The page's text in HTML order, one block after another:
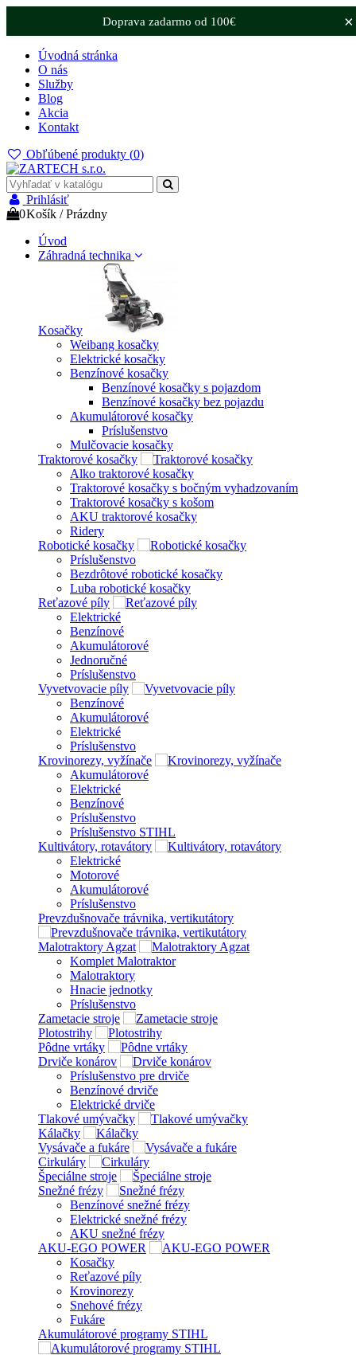
×
Doprava zadarmo od 100€
Úvodná stránka
O nás
Služby
Blog
Akcia
Kontakt
Obľúbené produkty (0)
Prihlásiť
0Košík /Prázdny
Úvod
Záhradná technika
Kosačky
Weibang kosačky
Elektrické kosačky
Benzínové kosačky
Benzínové kosačky s pojazdom
Benzínové kosačky bez pojazdu
Akumulátorové kosačky
Príslušenstvo
Mulčovacie kosačky
Traktorové kosačky
Alko traktorové kosačky
Traktorové kosačky s bočným vyhadzovaním
Traktorové kosačky s košom
AKU traktorové kosačky
Ridery
Robotické kosačky
Príslušenstvo
Bezdrôtové robotické kosačky
Luba robotické kosačky
Reťazové píly
Elektrické
Benzínové
Akumulátorové
Jednoručné
Príslušenstvo
Vyvetvovacie píly
Benzínové
Akumulátorové
Elektrické
Príslušenstvo
Krovinorezy, vyžínače
Akumulátorové
Elektrické
Benzínové
Príslušenstvo
Príslušenstvo STIHL
Kultivátory, rotavátory
Elektrické
Motorové
Akumulátorové
Príslušenstvo
Prevzdušnovače trávnika, vertikutátory
Malotraktory Agzat
Komplet Malotraktor
Malotraktory
Hnacie jednotky
Príslušenstvo
Zametacie stroje
Plotostrihy
Pôdne vrtáky
Drviče konárov
Príslušenstvo pre drviče
Benzínové drviče
Elektrické drviče
Tlakové umývačky
Kálačky
Vysávače a fukáre
Cirkuláry
Špeciálne stroje
Snežné frézy
Benzínové snežné frézy
Elektrické snežné frézy
AKU snežné frézy
AKU-EGO POWER
Kosačky
Reťazové píly
Krovinorezy
Snehové frézy
Fukáre
Akumulátorové programy STIHL